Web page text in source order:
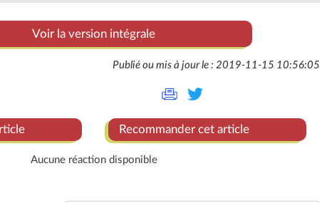
Voir la version intégrale
Publié ou mis à jour le : 2019-11-15 10:56:05
Recommander cet article
Aucune réaction disponible